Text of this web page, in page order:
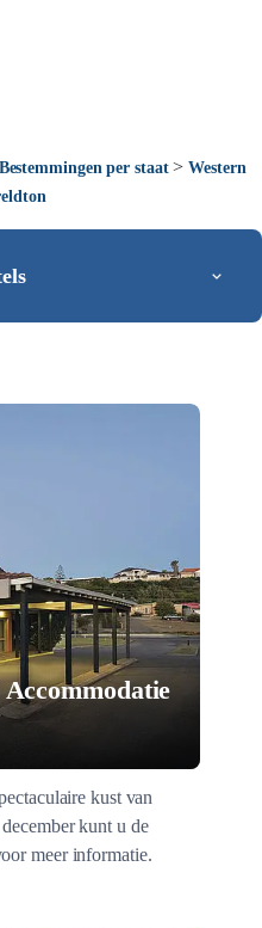
Bestemmingen per staat>Western
kust van
kunt u de
meer informatie.